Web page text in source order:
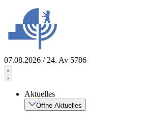
springen
07.08.2026 / 24. Av 5786
Aktuelles
Öffne Aktuelles